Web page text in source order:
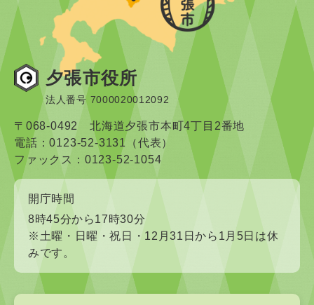
夕張市役所
法人番号 7000020012092
〒068-0492 北海道夕張市本町4丁目2番地
電話：0123-52-3131（代表）
ファックス：0123-52-1054
開庁時間
8時45分から17時30分
※土曜・日曜・祝日・12月31日から1月5日は休
みです。